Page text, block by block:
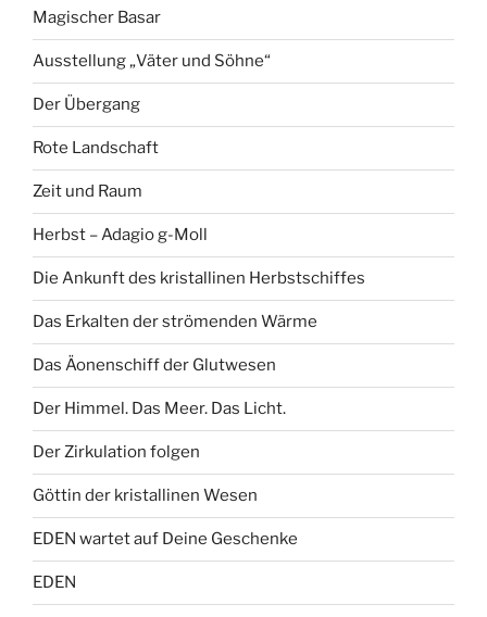
Magischer Basar
Ausstellung „Väter und Söhne“
Der Übergang
Rote Landschaft
Zeit und Raum
Herbst – Adagio g-Moll
Die Ankunft des kristallinen Herbstschiffes
Das Erkalten der strömenden Wärme
Das Äonenschiff der Glutwesen
Der Himmel. Das Meer. Das Licht.
Der Zirkulation folgen
Göttin der kristallinen Wesen
EDEN wartet auf Deine Geschenke
EDEN